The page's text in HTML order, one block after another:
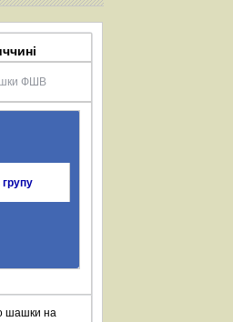
ФШВ
групу
шашки на